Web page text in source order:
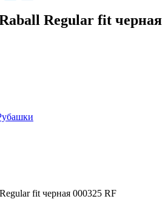
Regular fit черная
fit черная 000325 RF